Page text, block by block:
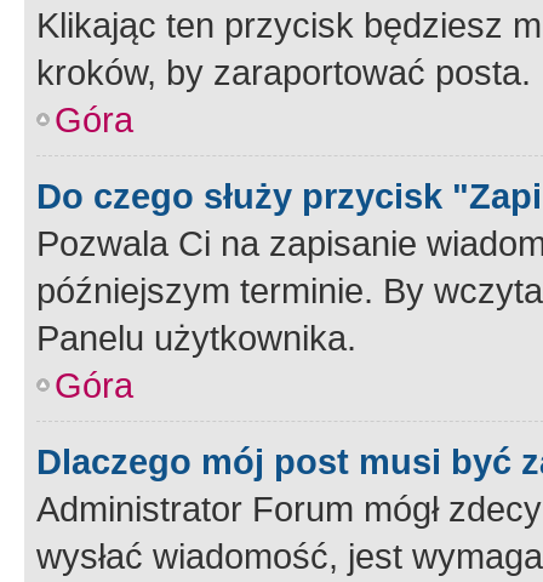
Klikając ten przycisk będziesz
kroków, by zaraportować posta.
Góra
Do czego służy przycisk
Pozwala Ci na zapisanie
późniejszym terminie. By
Panelu użytkownika.
Góra
Dlaczego mój post musi być
Administrator Forum mógł
wysłać wiadomość, jest